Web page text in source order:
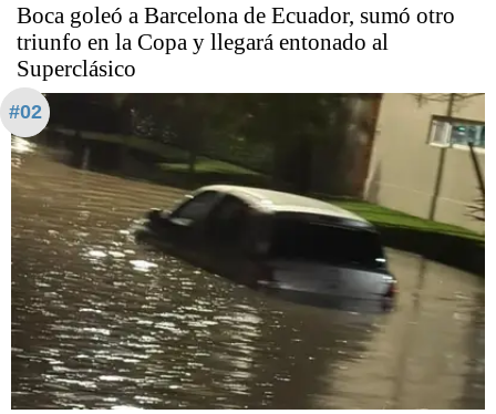
Boca goleó a Barcelona de Ecuador, sumó otro
triunfo en la Copa y llegará entonado al
Superclásico
#02